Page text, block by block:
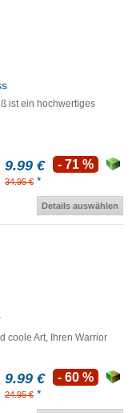
ist ein hochwertiges
9.99 €
34.95 € *
- 71 %
Details auswählen
coole Art, Ihren Warrior
9.99 €
24.95 € *
- 60 %